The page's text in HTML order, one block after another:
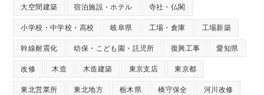
大空間建築 宿泊施設・ホテル 寺社・仏閣
小学校・中学校・高校 岐阜県 工場・倉庫 工場新築
幹線耐震化 幼保・こども園・託児所 復興工事 愛知県
改修 木造 木造建築 東京支店 東京都
東北営業所 東北地方 栃木県 橋守保全 河川改修